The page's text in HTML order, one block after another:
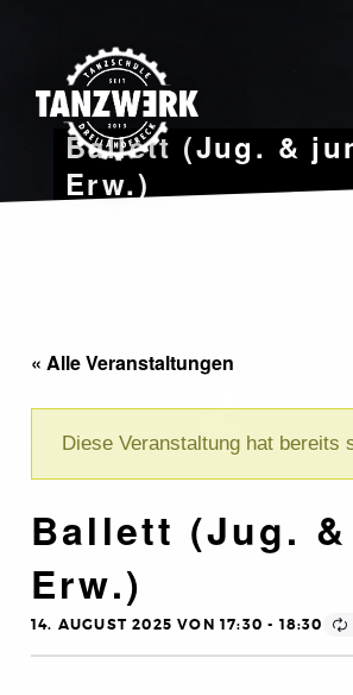
Ballett (Jug. &
Erw.)
« Alle Veranstaltungen
Diese Veranstaltung hat bereits
Ballett (Jug.
Erw.)
14. AUGUST 2025 VON 17:30 - 18:30